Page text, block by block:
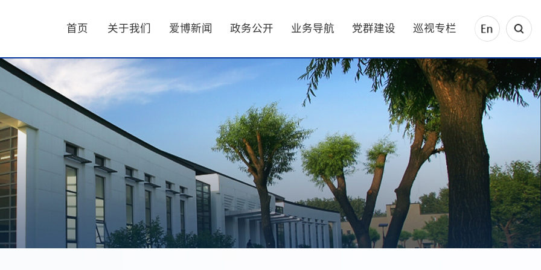
首页 关于我们 爱博新闻 政务公开 业务导航 党群建设 巡视专栏